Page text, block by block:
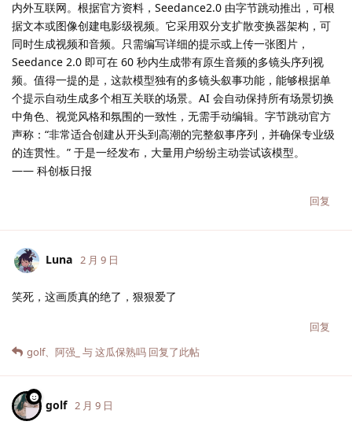
内外互联网。根据官方资料，Seedance2.0 由字节跳动推出，可根
据文本或图像创建电影级视频。它采用双分支扩散变换器架构，可
同时生成视频和音频。只需编写详细的提示或上传一张图片，
Seedance 2.0 即可在 60 秒内生成带有原生音频的多镜头序列视
频。值得一提的是，这款模型独有的多镜头叙事功能，能够根据单
个提示自动生成多个相互关联的场景。AI 会自动保持所有场景切换
中角色、视觉风格和氛围的一致性，无需手动编辑。字节跳动官方
声称：“非常适合创建从开头到高潮的完整叙事序列，并确保专业级
的连贯性。” 于是一经发布，大量用户纷纷主动尝试该模型。
—— 科创板日报
回复
Luna 2 月 9 日
笑死，这画质真的绝了，狠狠爱了
回复
golf、 阿强_ 与这瓜保熟吗 回复了此帖
golf 2 月 9 日